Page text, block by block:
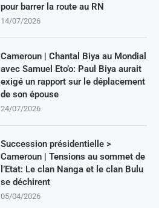
pour barrer la route au RN
14/07/2026
Cameroun | Chantal Biya au Mondial
avec Samuel Eto’o: Paul Biya aurait
exigé un rapport sur le déplacement
de son épouse
24/07/2026
Succession présidentielle >
Cameroun | Tensions au sommet de
l’Etat: Le clan Nanga et le clan Bulu
se déchirent
05/04/2026